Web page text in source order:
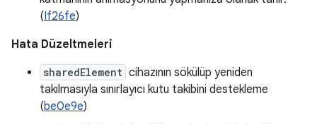
(If26fe)
Hata Düzeltmeleri
sharedElement cihazının sökülüp yeniden
takılmasıyla sınırlayıcı kutu takibini destekleme
(be0e9e)